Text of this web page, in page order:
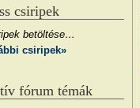
csiripek
betöltése…
csiripek»
fórum témák